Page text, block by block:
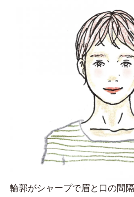
輪郭がシャープで眉と口の間